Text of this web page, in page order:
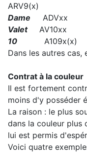
ARV9(x)
Dame ADVxx
Valet AV10xx
10 A109x(x)
Dans les autres cas,
Contrat à la couleur
Il est fortement
moins d'y posséder
La raison : le plus
dans la couleur plus
lui est permis
Voici quatre